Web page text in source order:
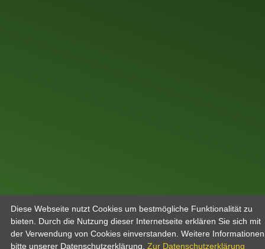
Diese Webseite nutzt Cookies um bestmögliche Funktionalität zu
bieten. Durch die Nutzung dieser Internetseite erklären Sie sich mit
der Verwendung von Cookies einverstanden. Weitere
bitte unserer Datenschutzerklärung. Zur Datenschutzerklärung